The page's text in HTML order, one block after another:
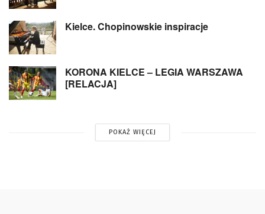
Kielce. Chopinowskie inspiracje
KORONA KIELCE – LEGIA WARSZAWA
[RELACJA]
POKAŻ WIĘCEJ